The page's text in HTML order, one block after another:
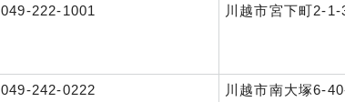
049-222-1001 川越市宮下町2-1-
049-242-0222 川越市南大塚6-